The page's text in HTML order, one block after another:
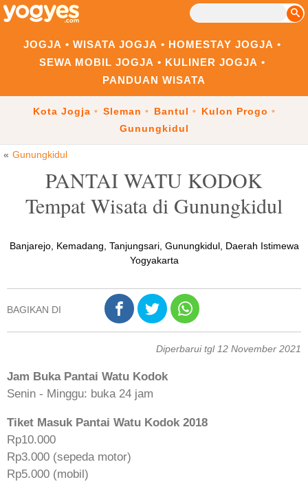
JOGJA WISATA JOGJA
HOMESTAY JOGJA
SEWA MOBIL JOGJA
KULINER JOGJA
PANDUAN WISATA
Kota Jogja Sleman Bantul
Kulon Progo
Gunungkidul
Gunungkidul
PANTAI WATU KODOK
Tempat Wisata di Gunungkidul
Banjarejo, Kemadang, Tanjungsari, Gunungkidul, Daerah Istimewa
Yogyakarta
BAGIKAN DI
Diperbarui tgl 12 November 2021
Jam Buka Pantai Watu Kodok
Senin - Minggu: buka 24 jam
Tiket Masuk Pantai Watu Kodok 2018
Rp10.000
Rp3.000 (sepeda motor)
Rp5.000 (mobil)